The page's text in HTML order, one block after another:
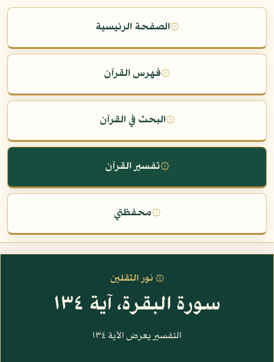
۞الصفحة الرئيسية
۞فهرس القرآن
۞البحث في القرآن
۞تفسير القرآن
۞محفظتي
۞ نور الثقلين
سورة البقرة، آية ١٣٤
التفسير يعرض الآية ١٣٤